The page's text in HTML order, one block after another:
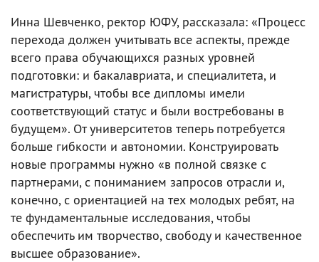
Инна Шевченко, ректор ЮФУ, рассказала: «Процесс
перехода должен учитывать все аспекты, прежде
всего права обучающихся разных уровней
подготовки: и бакалавриата, и специалитета, и
магистратуры, чтобы все дипломы имели
соответствующий статус и были востребованы в
будущем». От университетов теперь потребуется
больше гибкости и автономии. Конструировать
новые программы нужно «в полной связке с
партнерами, с пониманием запросов отрасли и,
конечно, с ориентацией на тех молодых ребят, на
те фундаментальные исследования, чтобы
обеспечить им творчество, свободу и качественное
высшее образование».